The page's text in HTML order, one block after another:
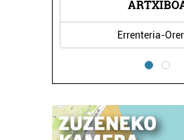
ARTXIBOA
Errenteria-Orereta